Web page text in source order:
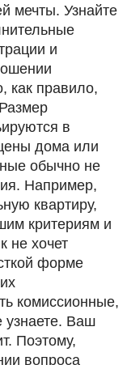
мечты. Узнайте
и
как правило,
в
дома или
обычно не
Например,
квартиру,
критериям и
не хочет
форме
комиссионные,
узнаете. Ваш
Поэтому,
вопроса